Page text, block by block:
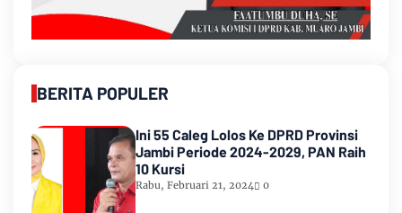
BERITA POPULER
Ini 55 Caleg Lolos Ke DPRD Provinsi
Jambi Periode 2024-2029, PAN Raih
10 Kursi
Rabu, Februari 21, 2024 0